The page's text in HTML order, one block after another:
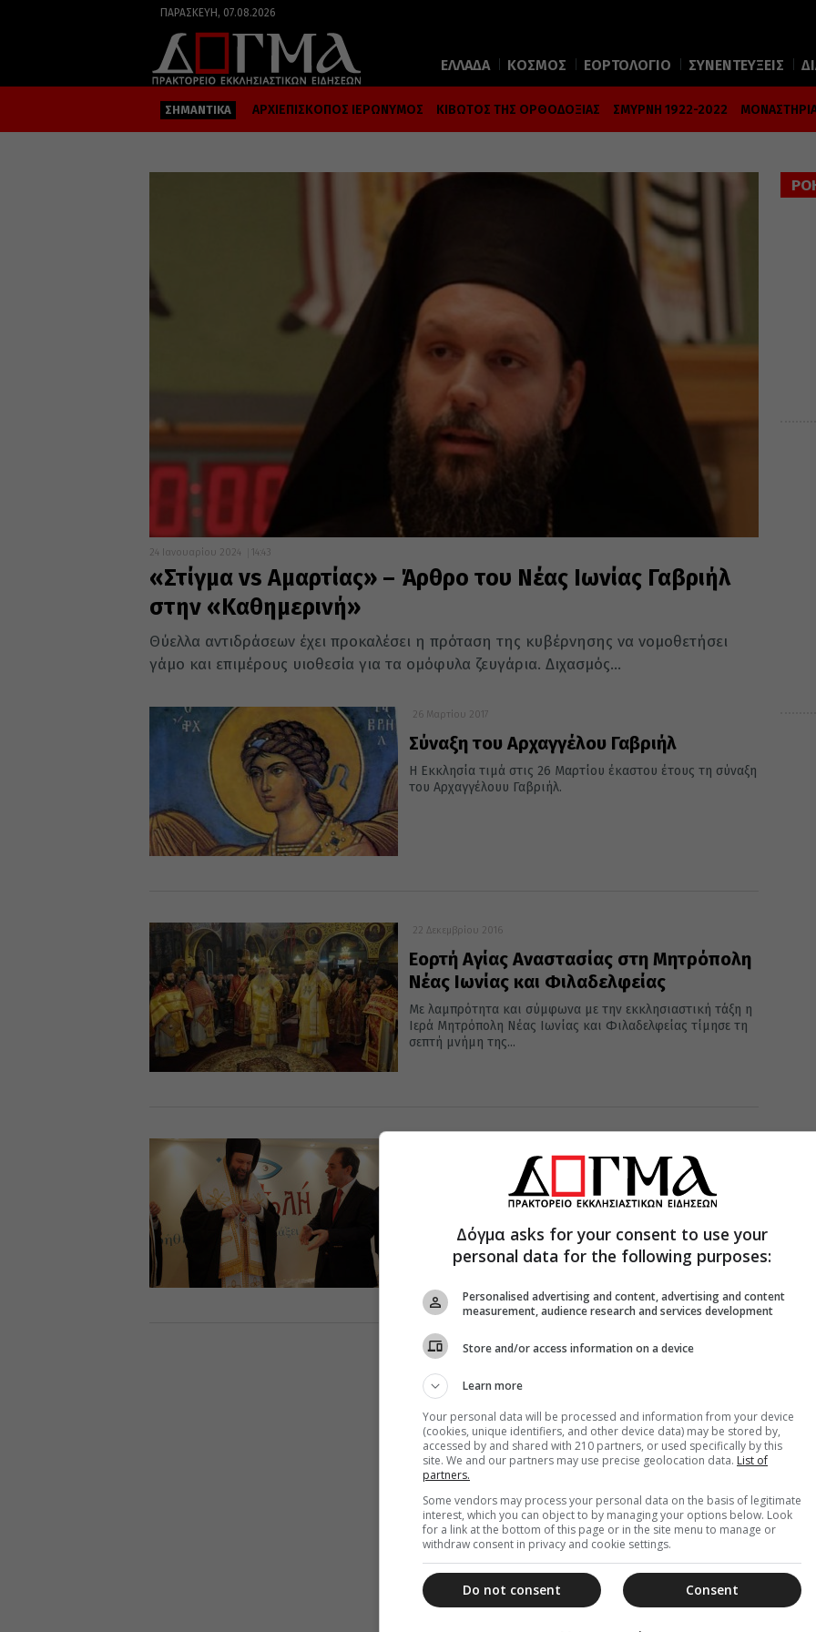
ΠΑΡΑΣΚΕΥΉ, 07.08.2026
ΕΛΛΑΔΑ ΚΟΣΜΟΣ ΕΟΡΤΟΛΟΓΙΟ ΣΥΝΕΝΤΕΥΞΕΙΣ
ΣΗΜΑΝΤΙΚΑ ΑΡΧΙΕΠΙΣΚΟΠΟΣ ΙΕΡΩΝΥΜΟΣ ΚΙΒΩΤΟΣ ΤΗΣ ΟΡΘΟΔΟΞΙΑΣ ΣΜΥΡΝΗ 1922-2022
24 Ιανουαρίου 2024 14:43
«Στίγμα vs Αμαρτίας» – Άρθρο του Νέας Ιωνίας Γαβριήλ
στην «Καθημερινή»
Θύελλα αντιδράσεων έχει προκαλέσει η πρόταση της κυβέρνησης να νομοθετήσει
γάμο και επιμέρους υιοθεσία για τα ομόφυλα ζευγάρια. Διχασμός...
26 Μαρτίου 2017
Σύναξη του Αρχαγγέλου Γαβριήλ
Η Εκκλησία τιμά στις 26 Μαρτίου έκαστου έτους τη σύναξη
του Αρχαγγέλουυ Γαβριήλ.
22 Δεκεμβρίου 2016
Εορτή Αγίας Αναστασίας στη Μητρόπολη
Νέας Ιωνίας και Φιλαδελφείας
Με λαμπρότητα και σύμφωνα με την εκκλησιαστική τάξη η
Ιερά Μητρόπολη Νέας Ιωνίας και Φιλαδελφείας τίμησε τη
σεπτή μνήμη της...
Η πρωτοχρονιάτικη πίτα στην
«Αποστολή»
Την Πρωτοχρονιάτικη Βασιλόπιτα του Φιλανθρωπικού
Οργανισμού «Αποστολή» ευλόγησε εχθές το πρωί ο
Σεβασμιώτατος Μητροπολίτης Νέας Ιωνίας &
1 3 4
Δόγμα asks for your consent to use your
personal data for the following purposes:
Personalised advertising and content, advertising and content
measurement, audience research and services development
Store and/or access information on a device
Learn more
Your personal data will be processed and information from your device
(cookies, unique identifiers, and other device data) may be stored by,
accessed by and shared with 210 partners, or used specifically by this
site. We and our partners may use precise geolocation data. List of
partners.
Some vendors may process your personal data on the basis of legitimate
interest, which you can object to by managing your options below. Look
for a link at the bottom of this page or in the site menu to manage or
withdraw consent in privacy and cookie settings.
Consent
Do not consent